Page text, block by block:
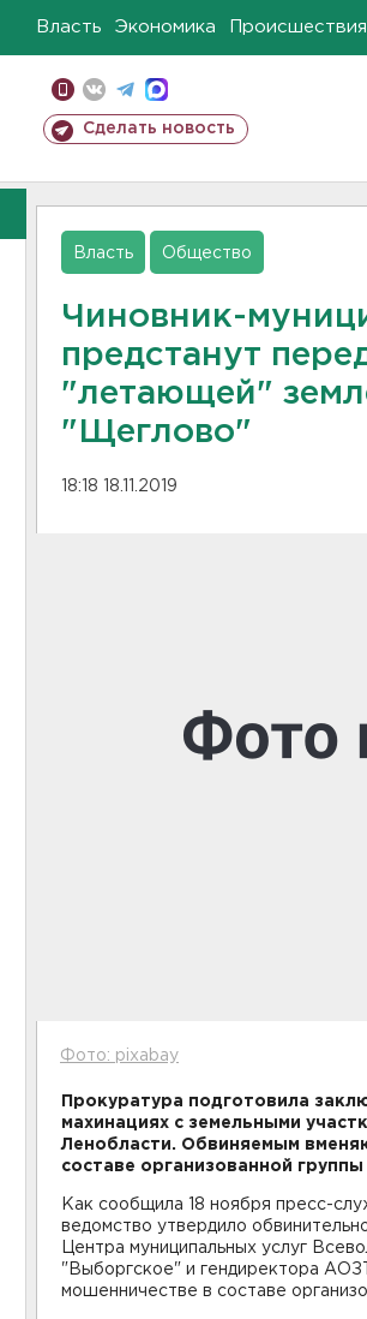
Власть Экономика Происшествия
Сделать новость
Власть Общество
Чиновник-
предстанут
"летающей"
"Щеглово"
18:18 18.11.2019
Фото: pixabay
Прокуратура подготовила
махинациях с земельными
Ленобласти. Обвиняемым
составе организованной
Как сообщила 18 ноября пресс-
ведомство утвердило
Центра муниципальных услуг
"Выборгское" и гендиректора
мошенничестве в составе